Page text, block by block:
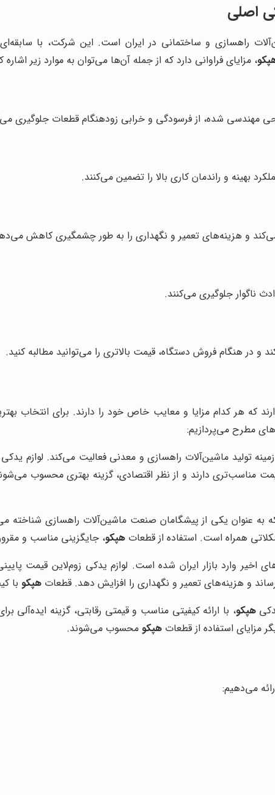
اصلی
راهسازی و ساختمانی در ایران است. این شرکت، با
، مزایای فراوانی دارد که از جمله آن‌ها می‌توان به موارد زیر اشاره
مهندسی شده، از فرسودگی و خرابی زودهنگام قطعات جلوگیری
بهینه و راندمان کاری بالا را تضمین می‌کنند.
و هزینه‌های تعمیر و نگهداری را به طور چشمگیری کاهش
ناگوار جلوگیری می‌کنند.
در هنگام فروش دستگاه، قیمت بالاتری را می‌توانید مطالبه کنید.
که هر کدام مزایا و معایب خاص خود را دارند. برای انتخاب
مطرح می‌پردازیم:
تولید ماشین‌آلات راهسازی و معدنی فعالیت می‌کند. لوازم
مناسب‌تری دارند و از نظر اقتصادی، گزینه بهتری محسوب
به عنوان یکی از پیشگامان صنعت ماشین‌آلات راهسازی شناخته
همراه است. استفاده از قطعات هپکو، جایگزینی مناسب و
وارد بازار ایران شده است. لوازم یدکی زوم‌لاین قیمت
و هزینه‌های تعمیر و نگهداری را افزایش دهد. قطعات هپکوبا
هپکو، با ارائه کیفیتی مناسب و قیمتی رقابتی، گزینه
مزایای استفاده از قطعات هپکومحسوب می‌شوند.
می‌دهیم: